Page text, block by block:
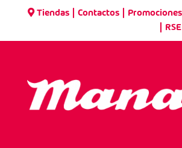
Tiendas |Contactos
RSE